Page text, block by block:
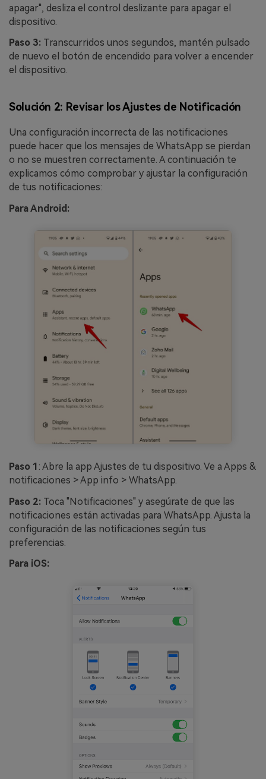
apagar", desliza el control deslizante para apagar el
dispositivo.
Paso 3: Transcurridos unos segundos, mantén pulsado
de nuevo el botón de encendido para volver a encender
el dispositivo.
Solución 2: Revisar los Ajustes de Notificación
Una configuración incorrecta de las notificaciones
puede hacer que los mensajes de WhatsApp se pierdan
o no se muestren correctamente. A continuación te
explicamos cómo comprobar y ajustar la configuración
de tus notificaciones:
Para Android:
Paso 1 : Abre la app Ajustes de tu dispositivo. Ve a Apps &
notificaciones > App info > WhatsApp.
Paso 2: Toca "Notificaciones" y asegúrate de que las
notificaciones están activadas para WhatsApp. Ajusta la
configuración de las notificaciones según tus
preferencias.
Para iOS: